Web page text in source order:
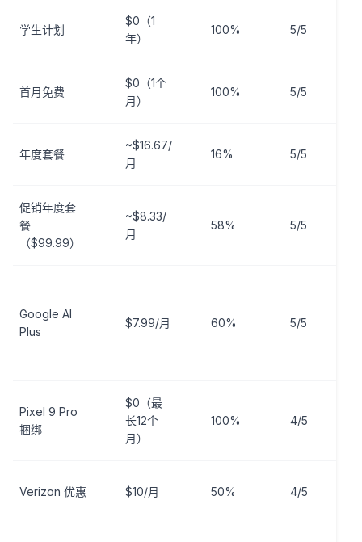
学生计划
$0（1
年）
100% 5/5
首月免费
$0（1个
月）
100% 5/5
年度套餐
~$16.67/
月
16% 5/5
促销年度套
餐
（$99.99）
~$8.33/
月
58% 5/5
Google AI
Plus
$7.99/月 60% 5/5
Pixel 9 Pro
捆绑
$0（最
长12个
月）
100% 4/5
Verizon 优惠 $10/月 50% 4/5